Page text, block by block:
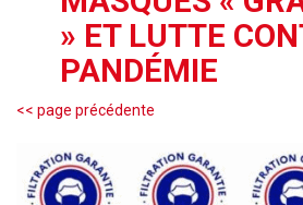
» ET LUTTE
PANDÉMIE
<< page précédente